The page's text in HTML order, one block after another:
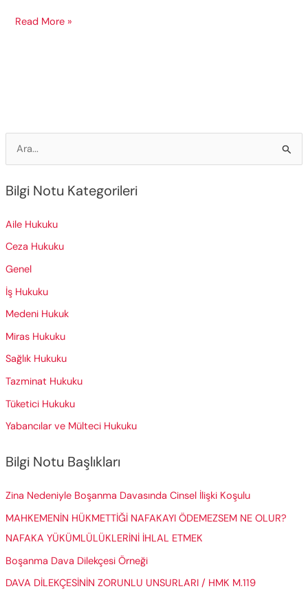
Ceza
Read More »
e
c
h
:
Bilgi Notu Kategorileri
Aile Hukuku
Ceza Hukuku
Genel
İş Hukuku
Medeni Hukuk
Miras Hukuku
Sağlık Hukuku
Tazminat Hukuku
Tüketici Hukuku
Yabancılar ve Mülteci Hukuku
Bilgi Notu Başlıkları
Zina Nedeniyle Boşanma Davasında Cinsel İlişki Koşulu
MAHKEMENİN HÜKMETTİĞİ NAFAKAYI ÖDEMEZSEM NE OLUR?
NAFAKA YÜKÜMLÜLÜKLERİNİ İHLAL ETMEK
Boşanma Dava Dilekçesi Örneği
DAVA DİLEKÇESİNİN ZORUNLU UNSURLARI / HMK M.119